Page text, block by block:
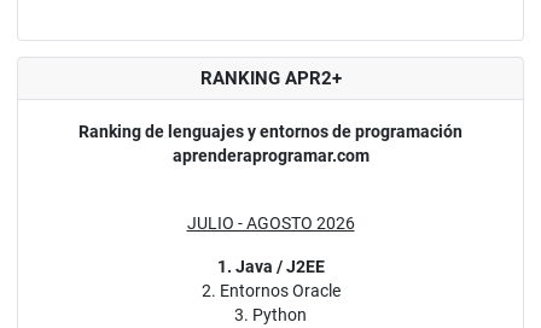
RANKING APR2+
Ranking de lenguajes y entornos de programación
aprenderaprogramar.com
JULIO - AGOSTO 2026
1. Java / J2EE
2. Entornos Oracle
3. Python